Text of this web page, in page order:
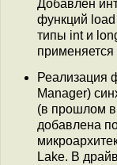
Добавлен
функций
типы int и
применяется
Реализация
Manager)
(в прошлом
добавлена
Lake. В